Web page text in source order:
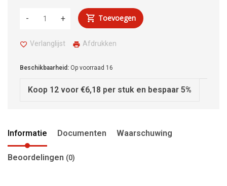
+
- Toevoegen
Verlanglijst Afdrukken
Beschikbaarheid: Op voorraad 16
Koop 12 voor €6,18 per stuk en bespaar 5%
Informatie Documenten Waarschuwing
Beoordelingen (0)